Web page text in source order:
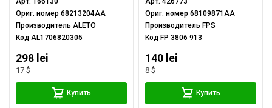
Ориг. номер68213204AA
ПроизводительALETO
КодAL1706820305
298 lei
17 $
Купить
Ориг. номер68109871AA
Производитель FPS
Код FP 3806 913
140 lei
8 $
Купить